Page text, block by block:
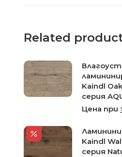
Related
Kaindl
серия
Цена при
Kaindl
серия